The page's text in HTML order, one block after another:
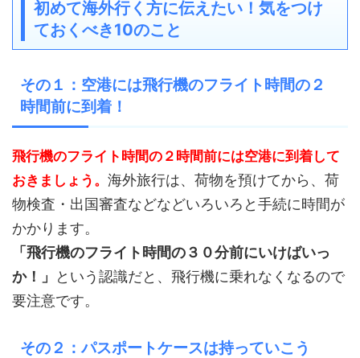
初めて海外行く方に伝えたい！気をつけ
ておくべき10のこと
その１：空港には飛行機のフライト時間の２
時間前に到着！
飛行機のフライト時間の２時間前には空港に到着して
おきましょう。 海外旅行は、荷物を預けてから、荷
物検査・出国審査などなどいろいろと手続に時間が
かかります。
「飛行機のフライト時間の３０分前にいけばいっ
か！」
という認識だと、飛行機に乗れなくなるので
要注意です。
その２：パスポートケースは持っていこう